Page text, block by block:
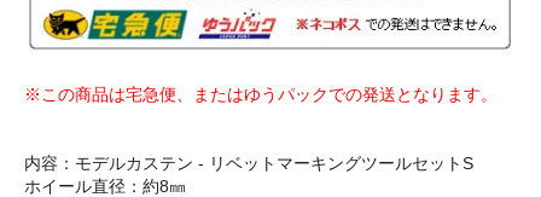
※この商品は宅急便、またはゆうパックでの発送となります。
内容：モデルカステン - リベットマーキングツールセットS
ホイール直径：約8㎜